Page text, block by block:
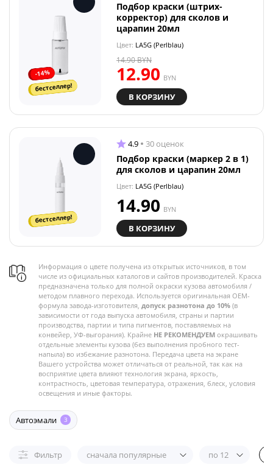
-14%
бестселлер!
Подбор краски (штрих-
корректор) для сколов и
царапин 20мл
Цвет: LA5G (Perlblau)
12.90 BYN
14.90BYN
В КОРЗИНУ
бестселлер!
4.9 30 оценок
Подбор краски (маркер 2 в 1)
для сколов и царапин 20мл
Цвет: LA5G (Perlblau)
14.90 BYN
В КОРЗИНУ
Информация о цвете получена из открытых источников, в том
числе из официальных каталогов и сайтов производителей. Краска
предназначена только для полной окраски кузова автомобиля /
методом плавного перехода. Используется оригинальная OEM-
формула завода-изготовителя, допуск разнотона до 10% (в
зависимости от года выпуска автомобиля, страны и партии
производства, партии и типа пигментов, поставляемых на
конвейер, УФ-выгорания). Крайне НЕ РЕКОМЕНДУЕМ окрашивать
отдельные элементы кузова (без выполнения пробного тест-
напыла) во избежание разнотона. Передача цвета на экране
Вашего устройства может отличаться от реальной, так как на
восприятие цвета влияют технология экрана, яркость,
контрастность, цветовая температура, отражения, блеск, условия
освещения и иные факторы.
Автоэмали 3
Фильтр сначала популярные по 12